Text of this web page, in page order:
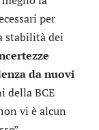
per
stabilità dei
da nuovi
della BCE
vi è alcun